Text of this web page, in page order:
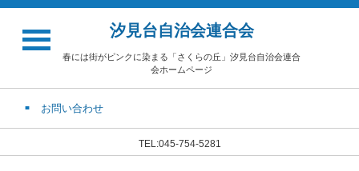
汐見台自治会連合会
春には街がピンクに染まる「さくらの丘」汐見台自治会連合
会ホームページ
お問い合わせ
TEL:045-754-5281